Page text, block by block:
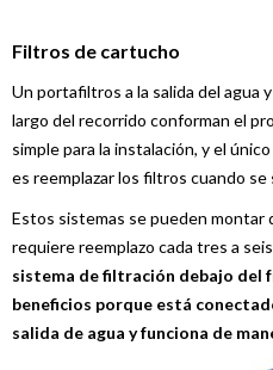
Filtros de cartucho
Un portafiltros a la salida del agua
largo del recorrido conforman el
simple para la instalación, y el
es reemplazar los filtros cuando se
Estos sistemas se pueden
requiere reemplazo cada tres a
sistema de filtración debajo del
beneficios porque está
salida de agua y funciona de